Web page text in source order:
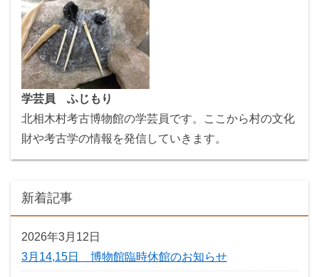
学芸員 ふじもり
北相木村考古博物館の学芸員です。ここから村の文化
財や考古学の情報を発信していきます。
新着記事
2026年3月12日
3月14,15日 博物館臨時休館のお知らせ